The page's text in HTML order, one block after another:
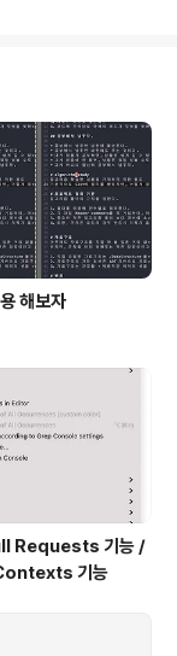
해보자
Requests 기능 /
기능